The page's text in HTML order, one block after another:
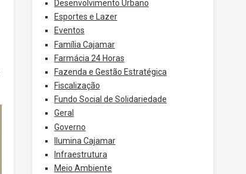
Desenvolvimento Urbano
Esportes e Lazer
Eventos
Família Cajamar
Farmácia 24 Horas
Fazenda e Gestão Estratégica
Fiscalização
Fundo Social de Solidariedade
Geral
Governo
Ilumina Cajamar
Infraestrutura
Meio Ambiente